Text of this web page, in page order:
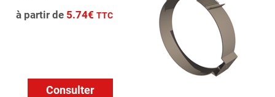
à partir de 5.74€ TTC
Consulter